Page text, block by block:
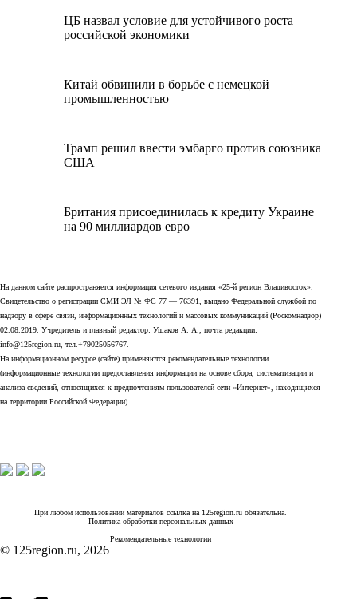
ЦБ назвал условие для устойчивого роста
российской экономики
Китай обвинили в борьбе с немецкой
промышленностью
Трамп решил ввести эмбарго против союзника
США
Британия присоединилась к кредиту Украине
на 90 миллиардов евро
На данном сайте распространяется информация сетевого издания «25-й регион Владивосток».
Свидетельство о регистрации СМИ ЭЛ № ФС 77 — 76391, выдано Федеральной службой по
надзору в сфере связи, информационных технологий и массовых коммуникаций (Роскомнадзор)
02.08.2019. Учредитель и главный редактор: Ушаков А. А., почта редакции:
info@125region.ru, тел.+79025056767.
На информационном ресурсе (сайте) применяются рекомендательные технологии
(информационные технологии предоставления информации на основе сбора, систематизации и
анализа сведений, относящихся к предпочтениям пользователей сети «Интернет», находящихся
на территории Российской Федерации).
При любом использовании материалов ссылка на 125region.ru обязательна.
Политика обработки персональных данных
Рекомендательные технологии
© 125region.ru, 2026